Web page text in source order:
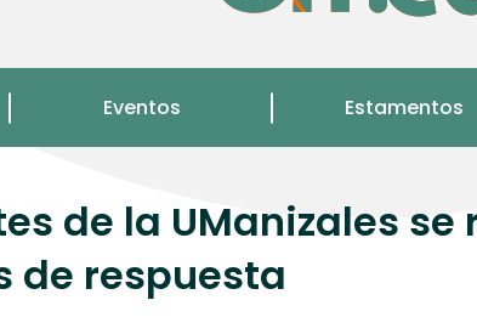
Eventos Estamentos
de la UManizales se
de respuesta